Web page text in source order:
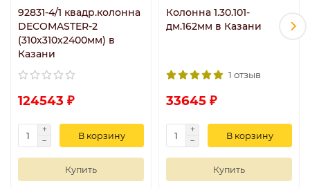
92831-4/1 квадр.колонна
DECOMASTER-2
(310х310х2400мм) в
Казани
124543 ₽
В корзину
Купить
Колонна 1.30.101-
дм.162мм в Казани
1 отзыв
33645 ₽
В корзину
Купить